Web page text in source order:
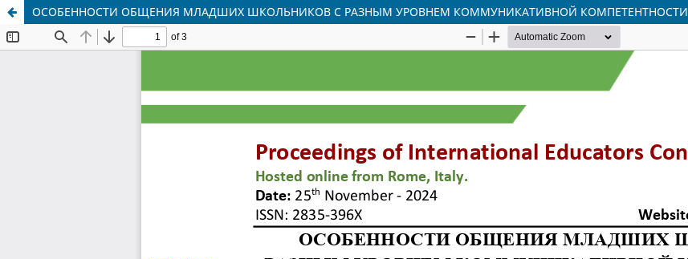
ОСОБЕННОСТИ ОБЩЕНИЯ МЛАДШИХ ШКОЛЬНИКОВ С РАЗНЫМ УРОВНЕМ КОММУНИКАТИВНОЙ КОМПЕТЕНТНОСТИ